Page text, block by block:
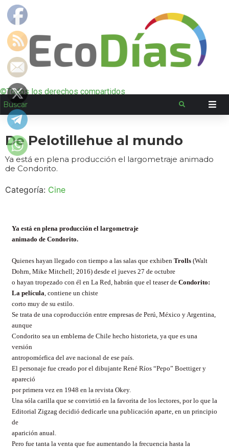
©Todos los derechos compartidos
De Pelotillehue al mundo
Ya está en plena producción el largometraje animado
de Condorito.
Categoría: Cine
Ya está en plena producción el largometraje
animado de Condorito.
Quienes hayan llegado con tiempo a las salas que exhiben Trolls (Walt
Dohrn, Mike Mitchell; 2016) desde el jueves 27 de octubre
o hayan tropezado con él en La Red, habrán que el teaser de Condorito:
La película, contiene un chiste
corto muy de su estilo.
Se trata de una coproducción entre empresas de Perú, México y Argentina,
aunque
Condorito sea un emblema de Chile hecho historieta, ya que es una
versión
antropomórfica del ave nacional de ese país.
El personaje fue creado por el dibujante René Ríos “Pepo” Boettiger y
apareció
por primera vez en 1948 en la revista Okey.
Una sóla carilla que se convirtió en la favorita de los lectores, por lo que la
Editorial Zigzag decidió dedicarle una publicación aparte, en un principio
de
aparición anual.
Pero fue tanta la venta que fue aumentando la frecuencia hasta la